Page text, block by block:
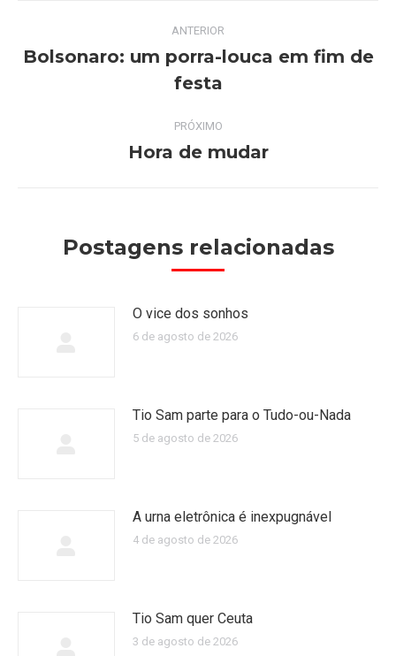
Navegação
de
ANTERIOR
anterior:
Bolsonaro: um porra-louca em fim de
festa
PRÓXIMO
Próximo
Hora de mudar
Postagens relacionadas
O vice dos sonhos
6 de agosto de 2026
Tio Sam parte para o Tudo-ou-Nada
5 de agosto de 2026
A urna eletrônica é inexpugnável
4 de agosto de 2026
Tio Sam quer Ceuta
3 de agosto de 2026